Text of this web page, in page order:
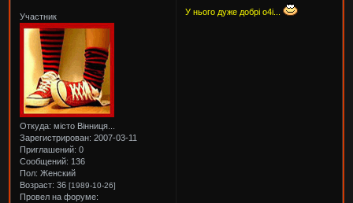
Участник
Откуда: місто Вінниця...
Зарегистрирован: 2007-03-11
Приглашений: 0
Сообщений: 136
Пол: Женский
Возраст: 36[1989-10-26]
Провел на форуме:
У нього дуже добрі о4і...